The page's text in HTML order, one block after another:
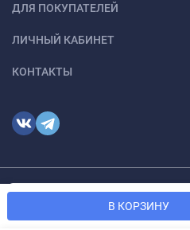
В КОРЗИНУ
ДЛЯ ПОКУПАТЕЛЕЙ
ЛИЧНЫЙ КАБИНЕТ
КОНТАКТЫ